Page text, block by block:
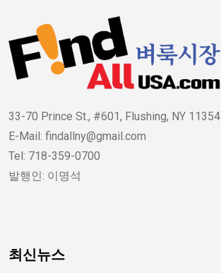
33-70 Prince St., #601, Flushing, NY 11354
E-Mail: findallny@gmail.com
Tel: 718-359-0700
발행인: 이명석
최신뉴스